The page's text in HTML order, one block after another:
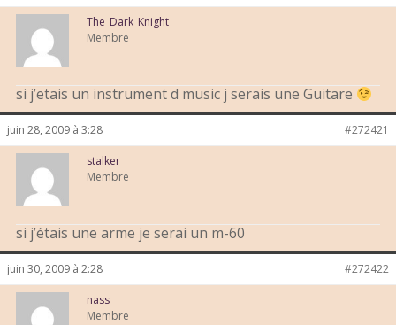
The_Dark_Knight
Membre
si j’etais un instrument d music j serais une Guitare
juin 28, 2009 à 3:28 #272421
stalker
Membre
si j’étais une arme je serai un m-60
juin 30, 2009 à 2:28 #272422
nass
Membre